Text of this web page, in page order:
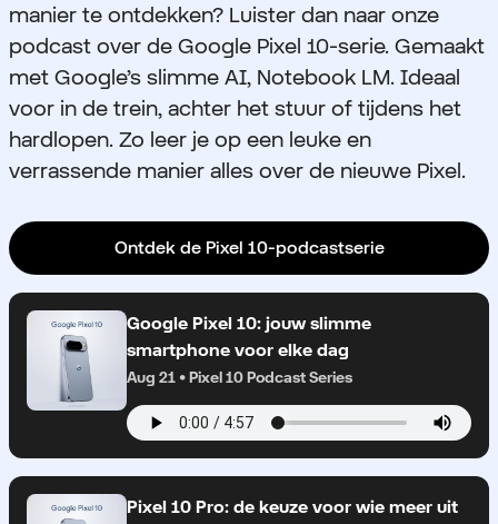
manier te ontdekken? Luister dan naar onze
podcast over de Google Pixel 10-serie. Gemaakt
met Google’s slimme AI, Notebook LM. Ideaal
voor in de trein, achter het stuur of tijdens het
hardlopen. Zo leer je op een leuke en
verrassende manier alles over de nieuwe Pixel.
Ontdek de Pixel 10-podcastserie
Google Pixel 10: jouw slimme
smartphone voor elke dag
Aug 21 • Pixel 10 Podcast Series
Pixel 10 Pro: de keuze voor wie meer uit